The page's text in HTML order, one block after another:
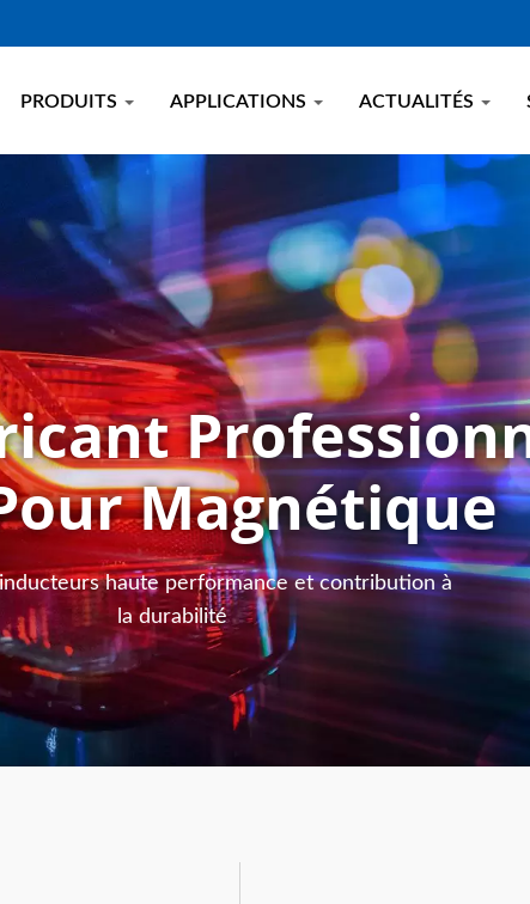
PRODUITS APPLICATIONS ACTUALITÉS
Magnétique
haute performance et contribution à
la durabilité